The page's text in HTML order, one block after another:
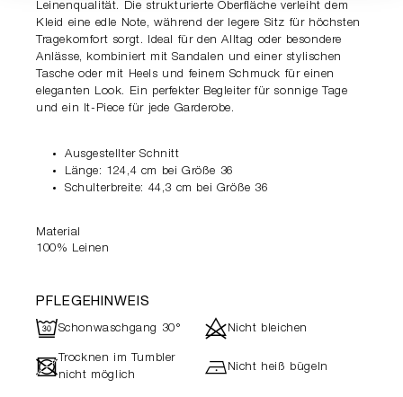
Leinenqualität. Die strukturierte Oberfläche verleiht dem
Kleid eine edle Note, während der legere Sitz für höchsten
Tragekomfort sorgt. Ideal für den Alltag oder besondere
Anlässe, kombiniert mit Sandalen und einer stylischen
Tasche oder mit Heels und feinem Schmuck für einen
eleganten Look. Ein perfekter Begleiter für sonnige Tage
und ein It-Piece für jede Garderobe.
Ausgestellter Schnitt
Länge: 124,4 cm bei Größe 36
Schulterbreite: 44,3 cm bei Größe 36
Material
100% Leinen
PFLEGEHINWEIS
RSchonwaschgang 30° dNicht bleichen
- Trocknen im Tumbler
nicht möglich
hNicht heiß bügeln